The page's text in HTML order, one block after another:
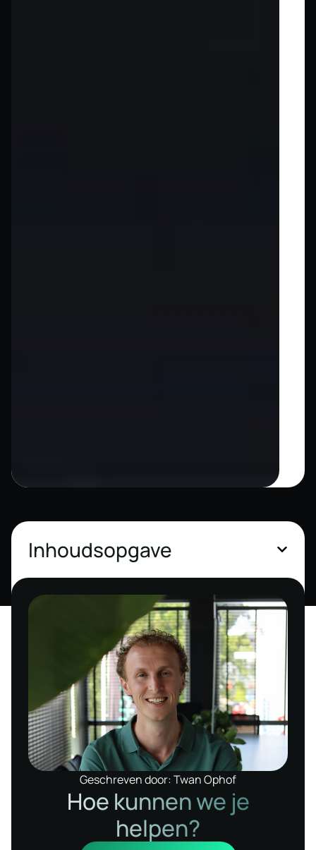
Inhoudsopgave
Geschreven door: Twan Ophof
Hoe kunnen we je
helpen?